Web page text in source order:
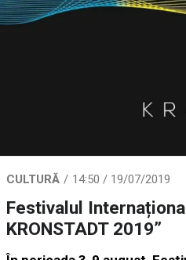
CULTURĂ 14:50 / 19/07/2019
Festivalul
KRONSTADT 2019”